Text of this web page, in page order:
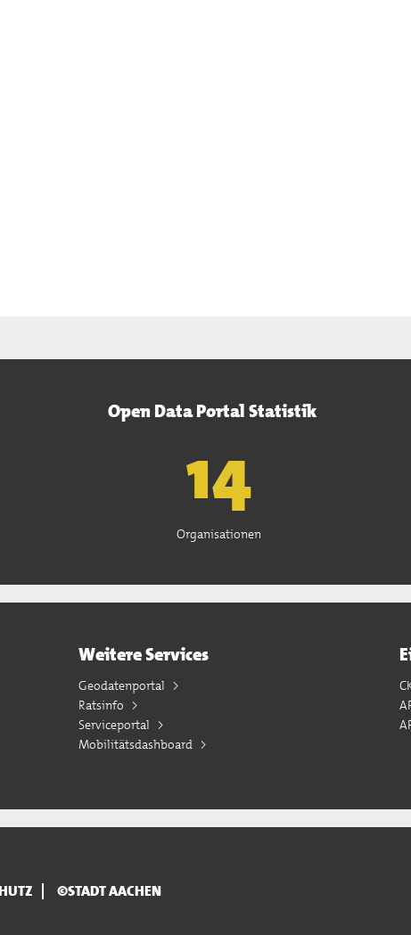
Open Data Portal Statistik
15
Organisationen
Weitere Services
Geodatenportal
Ratsinfo
Serviceportal
Mobilitätsdashboard
©STADT AACHEN